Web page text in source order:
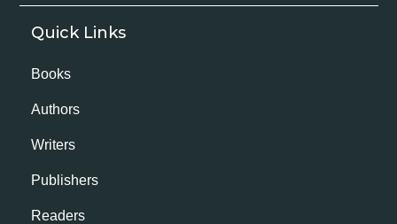
Quick Links
Books
Authors
Writers
Publishers
Readers